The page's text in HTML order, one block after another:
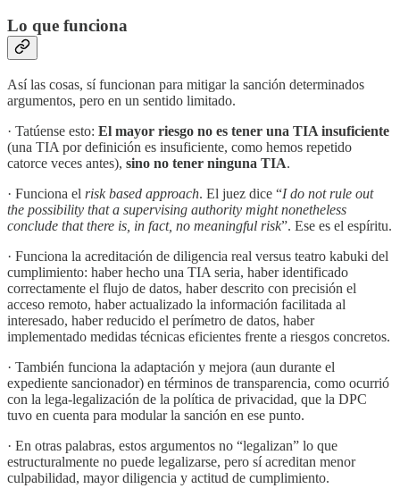
Lo que funciona
Así las cosas, sí funcionan para mitigar la sanción determinados
argumentos, pero en un sentido limitado.
· Tatúense esto: El mayor riesgo no es tener una TIA insuficiente
(una TIA por definición es insuficiente, como hemos repetido
catorce veces antes), sino no tener ninguna TIA.
· Funciona el risk based approach. El juez dice “I do not rule out
the possibility that a supervising authority might nonetheless
conclude that there is, in fact, no meaningful risk”. Ese es el espíritu.
· Funciona la acreditación de diligencia real versus teatro kabuki del
cumplimiento: haber hecho una TIA seria, haber identificado
correctamente el flujo de datos, haber descrito con precisión el
acceso remoto, haber actualizado la información facilitada al
interesado, haber reducido el perímetro de datos, haber
implementado medidas técnicas eficientes frente a riesgos concretos.
· También funciona la adaptación y mejora (aun durante el
expediente sancionador) en términos de transparencia, como ocurrió
con la lega-legalización de la política de privacidad, que la DPC
tuvo en cuenta para modular la sanción en ese punto.
· En otras palabras, estos argumentos no “legalizan” lo que
estructuralmente no puede legalizarse, pero sí acreditan menor
culpabilidad, mayor diligencia y actitud de cumplimiento.